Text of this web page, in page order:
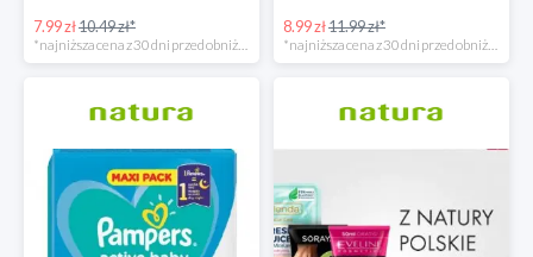
7.99 zł10.49 zł* 8.99 zł11.99 zł*